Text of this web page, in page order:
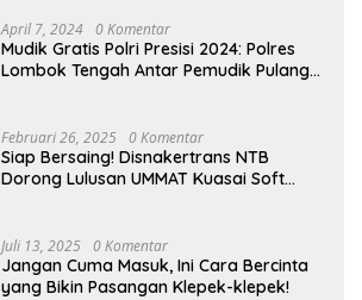
April 7, 2024 0 Komentar
Mudik Gratis Polri Presisi 2024: Polres
Lombok Tengah Antar Pemudik Pulang
Februari 26, 2025 0 Komentar
Siap Bersaing! Disnakertrans NTB
Dorong Lulusan UMMAT Kuasai Soft
Juli 13, 2025 0 Komentar
Jangan Cuma Masuk, Ini Cara Bercinta
yang Bikin Pasangan Klepek-klepek!